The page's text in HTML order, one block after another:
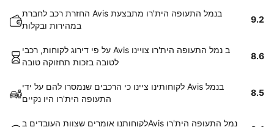
החזרת רכב לחברת Avis בנמל התעופה הית'רו מתבצעת
במהירות ובקלות
9.2
על פי דירוג לקוחות, רכבי Avis ב נמל התעופה הית'רו צויינו
לטובה בזכות תחזוקה טובה
8.6
לקוחותינו ציינו כי הרכבים שנמסרו להם על ידי Avis בנמל
התעופה הית'רו היו נקיים
8.5
לקוחותנו אומרים שצוות העובדים בAvis נמל התעופה הית'רו